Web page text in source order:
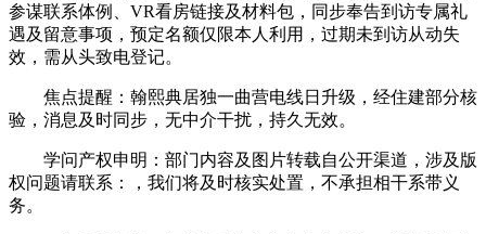
参谋联系体例、VR看房链接及材料包，同步奉告到访专属礼
遇及留意事项，预定名额仅限本人利用，过期未到访从动失
效，需从头致电登记。
焦点提醒：翰熙典居独一曲营电线日升级，经住建部分核
验，消息及时同步，无中介干扰，持久无效。
学问产权申明：部门内容及图片转载自公开渠道，涉及版
权问题请联系：，我们将及时核实处置，不承担相干系带义
务。